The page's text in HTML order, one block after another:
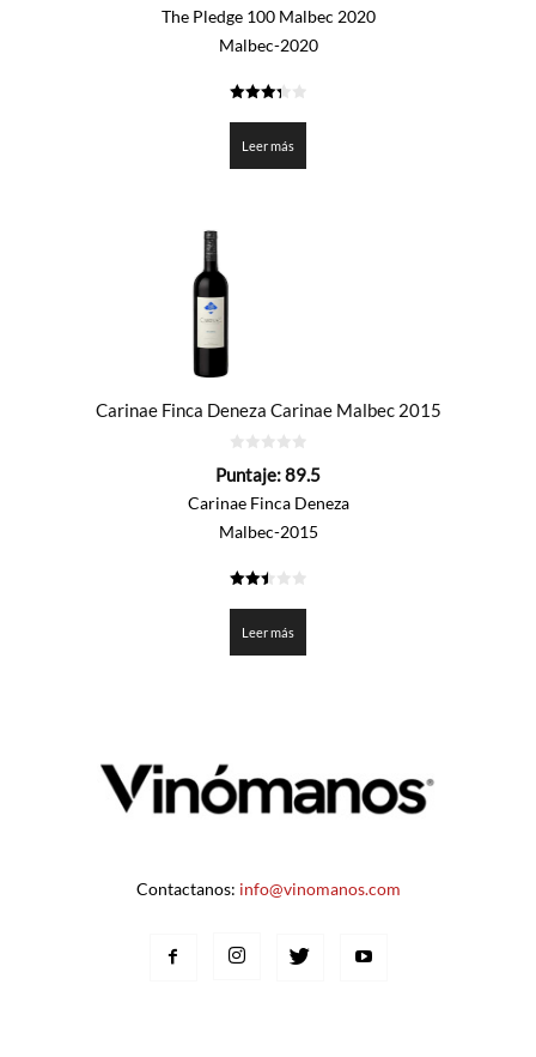
The Pledge 100 Malbec 2020
Malbec-2020
de 5
Leer más
Carinae Finca Deneza Carinae Malbec 2015
de
Puntaje:89.5
Carinae Finca Deneza
Malbec-2015
de 5
Leer más
Contactanos: info@vinomanos.com